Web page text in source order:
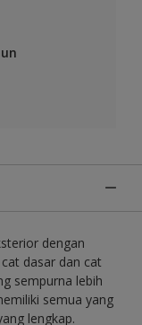
dengan
dasar dan cat
sempurna lebih
semua yang
lengkap.